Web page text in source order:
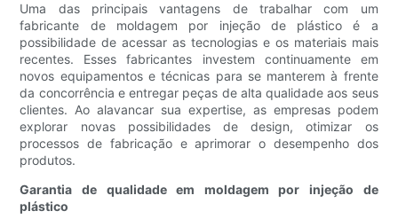
Uma das principais vantagens de trabalhar com um
fabricante de moldagem por injeção de plástico é a
possibilidade de acessar as tecnologias e os materiais mais
recentes. Esses fabricantes investem continuamente em
novos equipamentos e técnicas para se manterem à frente
da concorrência e entregar peças de alta qualidade aos seus
clientes. Ao alavancar sua expertise, as empresas podem
explorar novas possibilidades de design, otimizar os
processos de fabricação e aprimorar o desempenho dos
produtos.
Garantia de qualidade em moldagem por injeção de
plástico